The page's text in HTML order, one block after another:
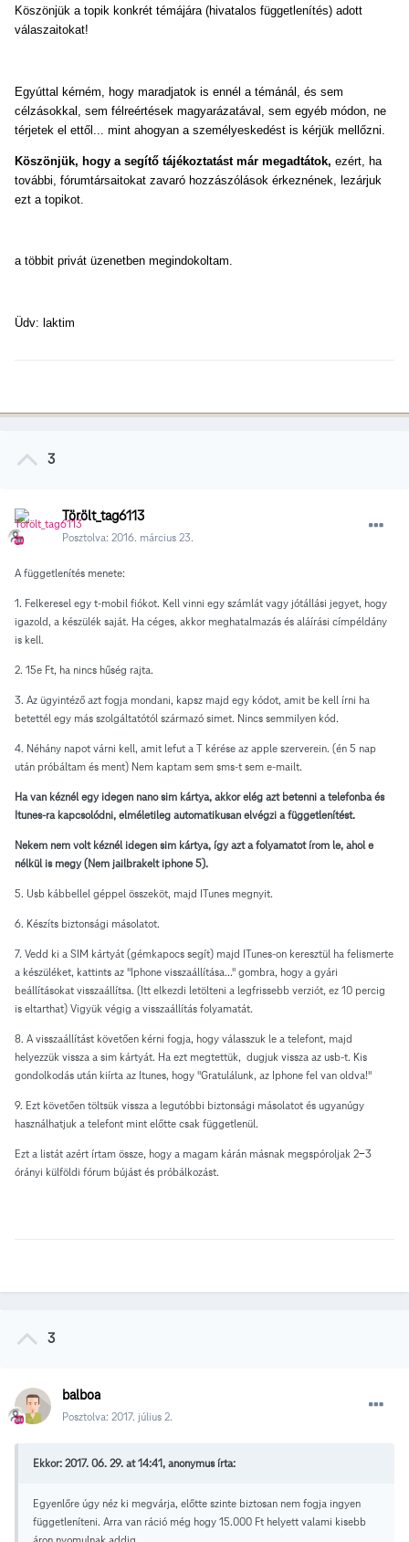
Köszönjük a topik konkrét témájára (hivatalos függetlenítés) adott
válaszaitokat!
Egyúttal kérném, hogy maradjatok is ennél a témánál, és sem
célzásokkal, sem félreértések magyarázatával, sem egyéb módon, ne
térjetek el ettől... mint ahogyan a személyeskedést is kérjük mellőzni.
Köszönjük, hogy a segítő tájékoztatást már megadtátok, ezért, ha
további, fórumtársaitokat zavaró hozzászólások érkeznének, lezárjuk
ezt a topikot.
a többit privát üzenetben megindokoltam.
Üdv: laktim
3
Törölt_tag6113
Posztolva: 2016. március 23.
A függetlenítés menete:
1. Felkeresel egy t-mobil fiókot. Kell vinni egy számlát vagy jótállási jegyet, hogy
igazold, a készülék saját. Ha céges, akkor meghatalmazás és aláírási címpéldány
is kell.
2. 15e Ft, ha nincs hűség rajta.
3. Az ügyintéző azt fogja mondani, kapsz majd egy kódot, amit be kell írni ha
betettél egy más szolgáltatótól származó simet. Nincs semmilyen kód.
4. Néhány napot várni kell, amit lefut a T kérése az apple szerverein. (én 5 nap
után próbáltam és ment) Nem kaptam sem sms-t sem e-mailt.
Ha van kéznél egy idegen nano sim kártya, akkor elég azt betenni a telefonba és
Itunes-ra kapcsolódni, elméletileg automatikusan elvégzi a függetlenítést.
Nekem nem volt kéznél idegen sim kártya, így azt a folyamatot írom le, ahol e
nélkül is megy (Nem jailbrakelt iphone 5).
5. Usb kábbellel géppel összeköt, majd ITunes megnyit.
6. Készíts biztonsági másolatot.
7. Vedd ki a SIM kártyát (gémkapocs segít) majd ITunes-on keresztül ha felismerte
a készüléket, kattints az "Iphone visszaállítása..." gombra, hogy a gyári
beállításokat visszaállítsa. (Itt elkezdi letölteni a legfrissebb verziót, ez 10 percig
is eltarthat) Vigyük végig a visszaállítás folyamatát.
8. A visszaállítást követően kérni fogja, hogy válasszuk le a telefont, majd
helyezzük vissza a sim kártyát. Ha ezt megtettük, dugjuk vissza az usb-t. Kis
gondolkodás után kiírta az Itunes, hogy "Gratulálunk, az Iphone fel van oldva!"
9. Ezt követően töltsük vissza a legutóbbi biztonsági másolatot és ugyanúgy
használhatjuk a telefont mint előtte csak függetlenül.
Ezt a listát azért írtam össze, hogy a magam kárán másnak megspóroljak 2-3
órányi külföldi fórum bújást és próbálkozást.
3
balboa
Posztolva: 2017. július 2.
Ekkor: 2017. 06. 29. at 14:41, anonymus írta:
Egyenlőre úgy néz ki megvárja, előtte szinte biztosan nem fogja ingyen
függetleníteni. Arra van ráció még hogy 15.000 Ft helyett valami kisebb